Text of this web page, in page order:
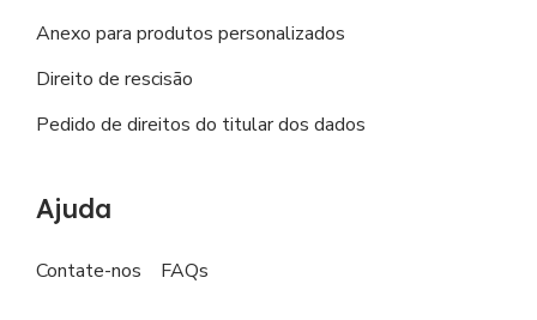
Anexo para produtos personalizados
Direito de rescisão
Pedido de direitos do titular dos dados
Ajuda
Contate-nos FAQs